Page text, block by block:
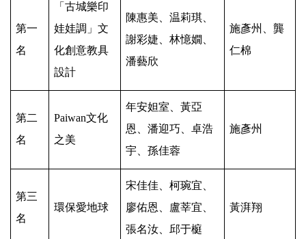
第一
名
「古城樂印
娃娃調」文
化創意教具
設計
陳惠美、温莉琪、
謝彩婕、林憶嫺、
潘藝欣
施彥州、龔
仁棉
第二
名
Paiwan文化
之美
年安妲室、黃亞
恩、潘迎巧、卓浩
宇、孫佳蓉
施彥州
第三
名
環保愛地球
宋佳佳、柯琬宜、
廖佑恩、盧莘宜、
張名汝、邱于榳
黃湃翔